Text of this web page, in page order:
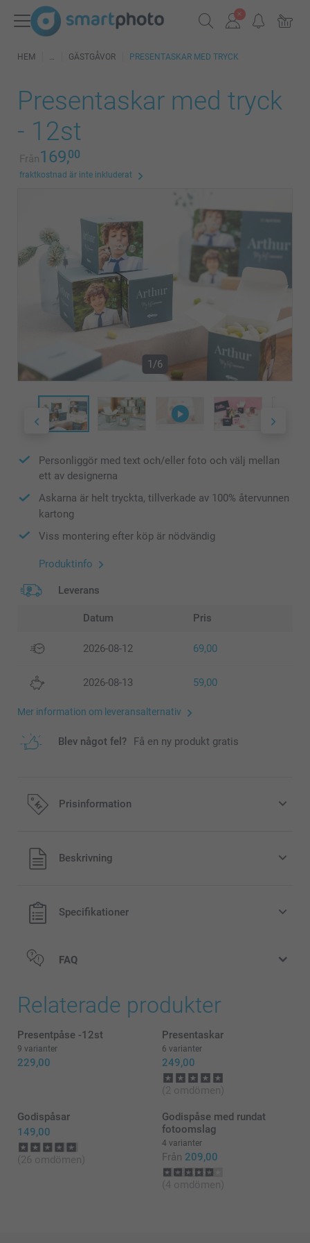
HEM GÄSTGÅVOR PRESENTASKAR MED TRYCK
Presentaskar med tryck
- 12st
Från169,00
fraktkostnad är inte inkluderat
1/6
Personliggör med text och/eller foto och välj mellan
ett av designerna
Askarna är helt tryckta, tillverkade av 100% återvunnen
kartong
Viss montering efter köp är nödvändig
Produktinfo
Leverans
Datum Pris
2026-08-12 69,00
2026-08-13 59,00
Mer information om leveransalternativ
Blev något fel? Få en ny produkt gratis
Prisinformation
Alla priser är i svenska kronor (SEK), inklusive moms och
exklusive porto.
Beskrivning
Specifikationer
FAQ
Relaterade produkter
Presentpåse -12st
9 varianter
229,00
Presentaskar
6 varianter
249,00
(2 omdömen)
Godispåsar
149,00
(26 omdömen)
Godispåse med rundat
fotoomslag
4 varianter
Från 209,00
(4 omdömen)